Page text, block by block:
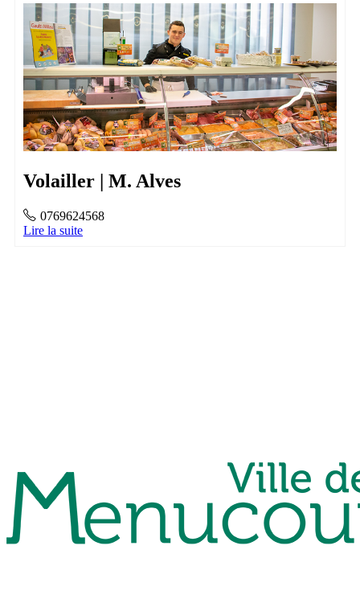
Volailler | M. Alves
0769624568
Lire la suite